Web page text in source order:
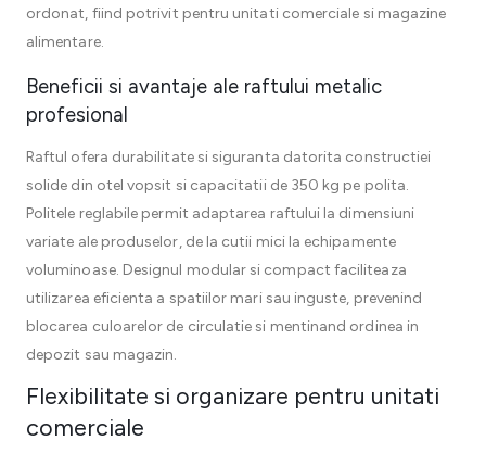
ordonat, fiind potrivit pentru unitati comerciale si magazine
alimentare.
Beneficii si avantaje ale raftului metalic
profesional
Raftul ofera durabilitate si siguranta datorita constructiei
solide din otel vopsit si capacitatii de 350 kg pe polita.
Politele reglabile permit adaptarea raftului la dimensiuni
variate ale produselor, de la cutii mici la echipamente
voluminoase. Designul modular si compact faciliteaza
utilizarea eficienta a spatiilor mari sau inguste, prevenind
blocarea culoarelor de circulatie si mentinand ordinea in
depozit sau magazin.
Flexibilitate si organizare pentru unitati
comerciale